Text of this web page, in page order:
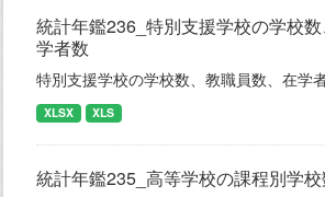
統計年鑑236_特別支援学校の学校
学者数
特別支援学校の学校数、教職員数、在学
XLSX XLS
統計年鑑235_高等学校の課程別学